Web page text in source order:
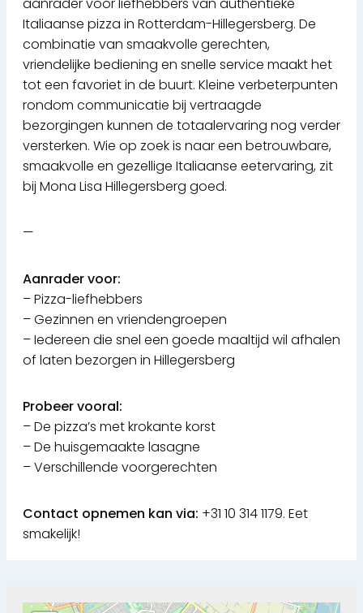
aanrader voor liefhebbers van authentieke
Italiaanse pizza in Rotterdam-Hillegersberg. De
combinatie van smaakvolle gerechten,
vriendelijke bediening en snelle service maakt het
tot een favoriet in de buurt. Kleine verbeterpunten
rondom communicatie bij vertraagde
bezorgingen kunnen de totaalervaring nog verder
versterken. Wie op zoek is naar een betrouwbare,
smaakvolle en gezellige Italiaanse eetervaring, zit
bij Mona Lisa Hillegersberg goed.
—
Aanrader voor:
– Pizza-liefhebbers
– Gezinnen en vriendengroepen
– Iedereen die snel een goede maaltijd wil afhalen
of laten bezorgen in Hillegersberg
Probeer vooral:
– De pizza’s met krokante korst
– De huisgemaakte lasagne
– Verschillende voorgerechten
Contact opnemen kan via: +31 10 314 1179. Eet
smakelijk!